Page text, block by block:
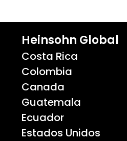
Heinsohn Global
Costa Rica
Colombia
Canada
Guatemala
Ecuador
Estados Unidos